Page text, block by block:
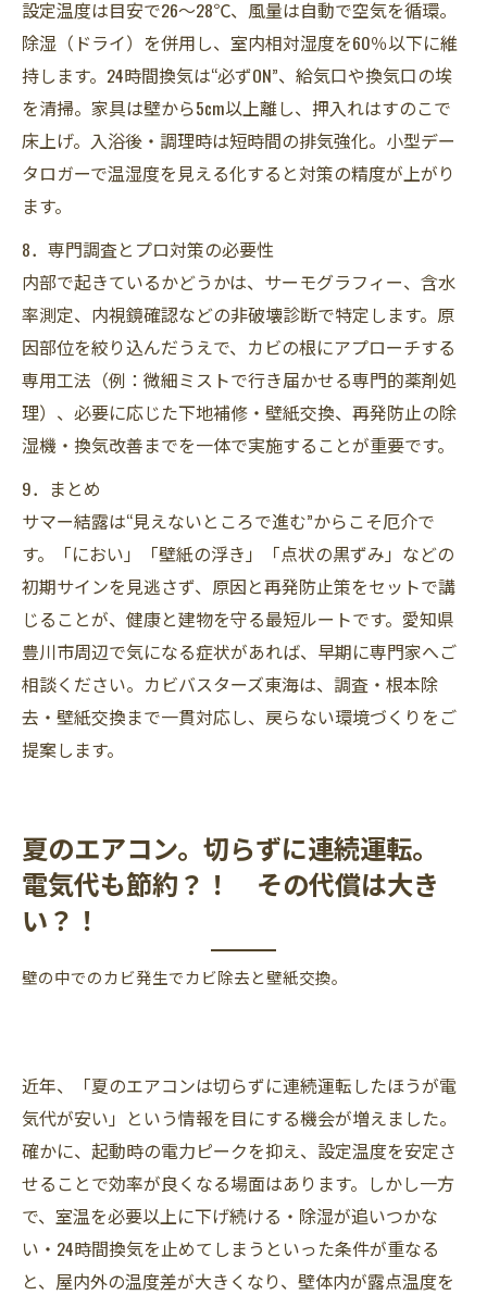
設定温度は目安で26～28℃、風量は自動で空気を循環。
除湿（ドライ）を併用し、室内相対湿度を60％以下に維
持します。24時間換気は“必ずON”、給気口や換気口の埃
を清掃。家具は壁から5cm以上離し、押入れはすのこで
床上げ。入浴後・調理時は短時間の排気強化。小型デー
タロガーで温湿度を見える化すると対策の精度が上がり
ます。
8．専門調査とプロ対策の必要性
内部で起きているかどうかは、サーモグラフィー、含水
率測定、内視鏡確認などの非破壊診断で特定します。原
因部位を絞り込んだうえで、カビの根にアプローチする
専用工法（例：微細ミストで行き届かせる専門的薬剤処
理）、必要に応じた下地補修・壁紙交換、再発防止の除
湿機・換気改善までを一体で実施することが重要です。
9．まとめ
サマー結露は“見えないところで進む”からこそ厄介で
す。「におい」「壁紙の浮き」「点状の黒ずみ」などの
初期サインを見逃さず、原因と再発防止策をセットで講
じることが、健康と建物を守る最短ルートです。愛知県
豊川市周辺で気になる症状があれば、早期に専門家へご
相談ください。カビバスターズ東海は、調査・根本除
去・壁紙交換まで一貫対応し、戻らない環境づくりをご
提案します。
夏のエアコン。切らずに連続運転。
電気代も節約？！ その代償は大き
い？！
壁の中でのカビ発生でカビ除去と壁紙交換。
近年、「夏のエアコンは切らずに連続運転したほうが電
気代が安い」という情報を目にする機会が増えました。
確かに、起動時の電力ピークを抑え、設定温度を安定さ
せることで効率が良くなる場面はあります。しかし一方
で、室温を必要以上に下げ続ける・除湿が追いつかな
い・24時間換気を止めてしまうといった条件が重なる
と、屋内外の温度差が大きくなり、壁体内が露点温度を